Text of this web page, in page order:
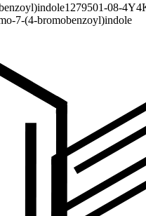
1279501-08-4
7-(4-bromobenzoyl)indole